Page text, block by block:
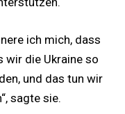
ich mich, dass
wir die Ukraine so
und das tun wir
sagte sie.